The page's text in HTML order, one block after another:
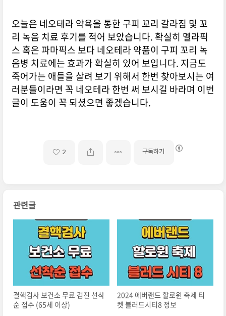
오늘은 네오테라 약욕을 통한 구피 꼬리 갈라짐 및 꼬
리 녹음 치료 후기를 적어 보았습니다. 확실히 멜라픽
스 혹은 파마픽스 보다 네오테라 약품이 구피 꼬리 녹
음병 치료에는 효과가 확실히 있어 보입니다. 지금도
죽어가는 애들을 살려 보기 위해서 한번 찾아보시는 여
러분들이라면 꼭 네오테라 한번 써 보시길 바라며 이번
글이 도움이 꼭 되셨으면 좋겠습니다.
2 구독하기
관련글
결핵검사 보건소 무료 검진 선착
순 접수 (65세 이상)
2024 에버랜드 할로윈 축제 티
켓 블러드시티8 정보